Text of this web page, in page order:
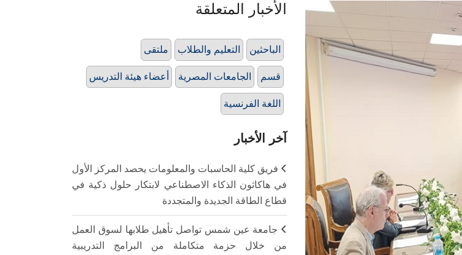
الأخبار المتعلقة
ملتقى التعليم والطلاب الباحثين
أعضاء هيئة التدريس الجامعات المصرية قسم
اللغة الفرنسية
آخر الأخبار
فريق كلية الحاسبات والمعلومات يحصد المركز الأول
في هاكاثون الذكاء الاصطناعي لابتكار حلول ذكية في
قطاع الطاقة الجديدة والمتجددة
جامعة عين شمس تواصل تأهيل طلابها لسوق العمل
من خلال حزمة متكاملة من البرامج التدريبية